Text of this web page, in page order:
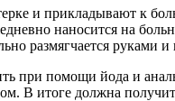
и прикладывают к
наносится на
размягчается руками
помощи йода и
В итоге должна